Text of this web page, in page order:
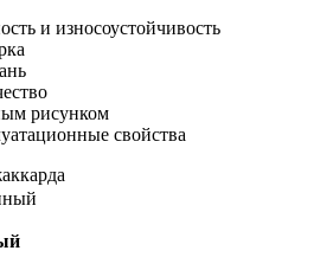
и износоустойчивость
рисунком
свойства